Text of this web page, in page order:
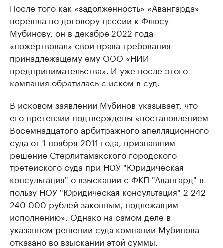
После того как «задолженность» «Авангарда»
перешла по договору цессии к Флюсу
Мубинову, он в декабре 2022 года
«пожертвовал» свои права требования
принадлежащему ему ООО «НИИ
предпринимательства». И уже после этого
компания обратилась с иском в суд.
В исковом заявлении Мубинов указывает, что
его претензии подтверждены «постановлением
Восемнадцатого арбитражного апелляционного
суда от 1 ноября 2011 года, признавшим
решение Стерлитамакского городского
третейского суда при НОУ "Юридическая
консультация" о взыскании с ФКП "Авангард" в
пользу НОУ "Юридическая консультация" 2 242
240 000 рублей законным, подлежащим
исполнению». Однако на самом деле в
указанном решении суда компании Мубинова
отказано во взыскании этой суммы.